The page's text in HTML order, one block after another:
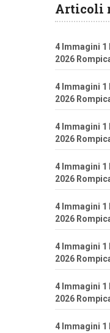
Articoli
4 Immagini 1
2026
4 Immagini 1
2026
4 Immagini 1
2026
4 Immagini 1
2026
4 Immagini 1
2026
4 Immagini 1
2026
4 Immagini 1
2026
4 Immagini 1